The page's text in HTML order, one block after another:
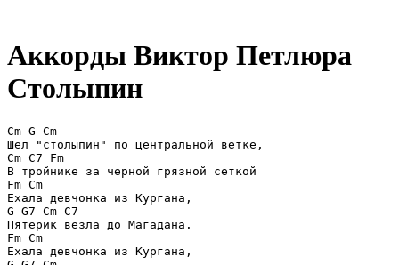
Аккорды Виктор Петлюра
Столыпин
Cm G Cm
Шел "столыпин" по центральной ветке,
Cm C7 Fm
В тройнике за черной грязной сеткой
Fm Cm
Ехала девчонка из Кургана,
G G7 Cm C7
Пятерик везла до Магадана.
Fm Cm
Ехала девчонка из Кургана,